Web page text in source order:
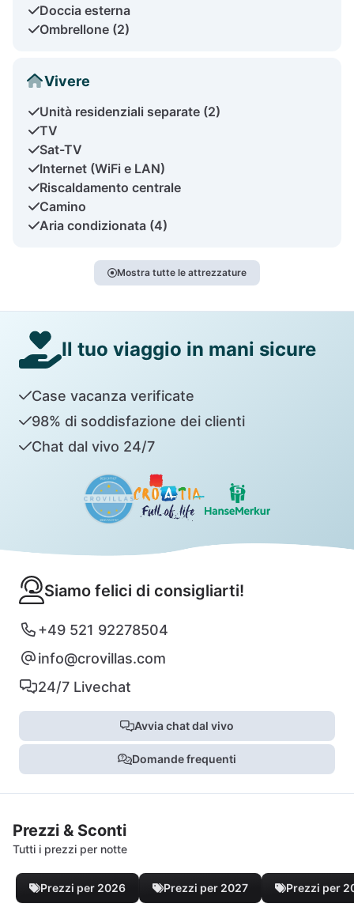
Doccia esterna
Ombrellone (2)
Vivere
Unità residenziali separate (2)
TV
Sat-TV
Internet (WiFi e LAN)
Riscaldamento centrale
Camino
Aria condizionata (4)
Mostra tutte le attrezzature
Il tuo viaggio in mani sicure
Case vacanza verificate
98% di soddisfazione dei clienti
Chat dal vivo 24/7
Siamo felici di consigliarti!
+49 521 92278504
info@crovillas.com
24/7 Livechat
Avvia chat dal vivo
Domande frequenti
Prezzi & Sconti
Tutti i prezzi per notte
Prezzi per 2026 Prezzi per 2027 Prezzi per